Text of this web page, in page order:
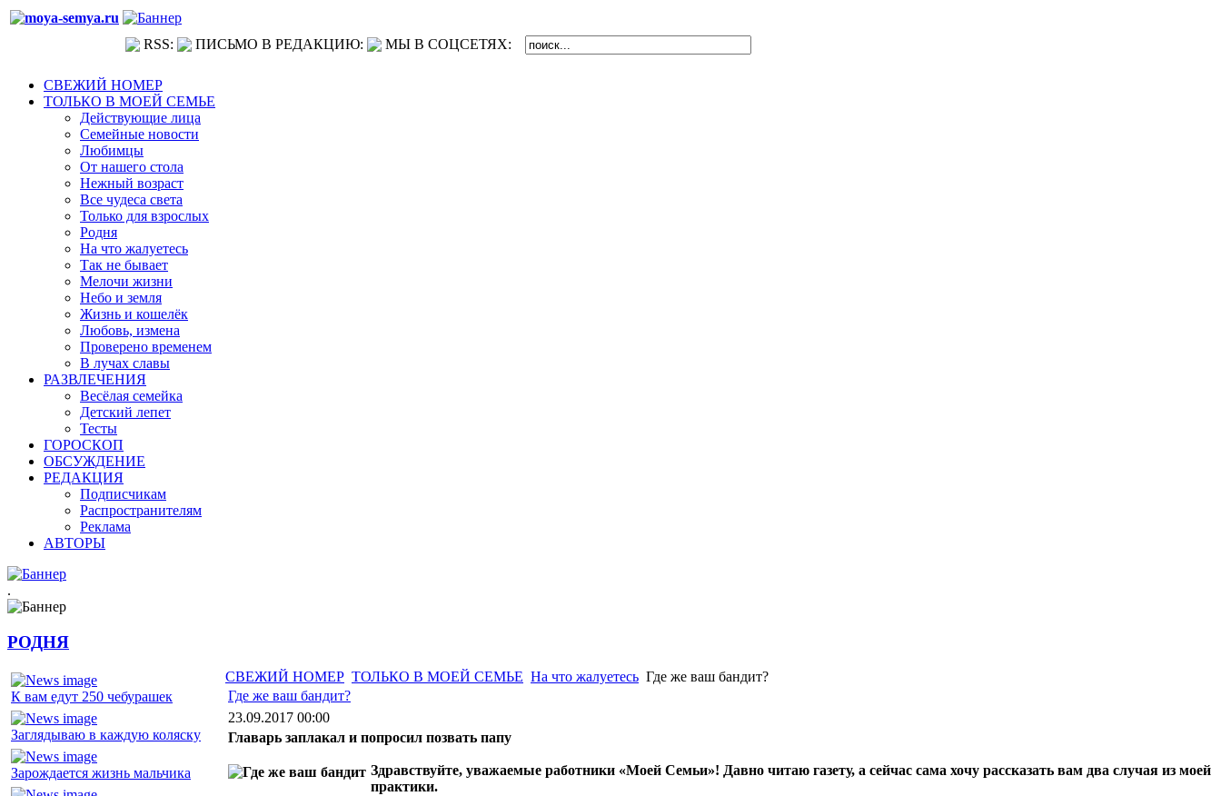
RSS: ПИСЬМО В РЕДАКЦИЮ: МЫ В СОЦСЕТЯХ:
СВЕЖИЙ НОМЕР
ТОЛЬКО В МОЕЙ СЕМЬЕ
Действующие лица
Семейные новости
Любимцы
От нашего стола
Нежный возраст
Все чудеса света
Только для взрослых
Родня
На что жалуетесь
Так не бывает
Мелочи жизни
Небо и земля
Жизнь и кошелёк
Любовь, измена
Проверено временем
В лучах славы
РАЗВЛЕЧЕНИЯ
Весёлая семейка
Детский лепет
Тесты
ГОРОСКОП
ОБСУЖДЕНИЕ
РЕДАКЦИЯ
Подписчикам
Распространителям
Реклама
АВТОРЫ
.
РОДНЯ
К вам едут 250 чебурашек
Заглядываю в каждую коляску
Зарождается жизнь мальчика
СВЕЖИЙ НОМЕР ТОЛЬКО В МОЕЙ СЕМЬЕ На что жалуетесь Где же ваш бандит?
Где же ваш бандит?
23.09.2017 00:00
Главарь заплакал и попросил позвать папу
Здравствуйте, уважаемые работники «Моей Семьи»! Давно читаю газету, а сейчас сама хочу рассказать вам два случая из моей
практики.